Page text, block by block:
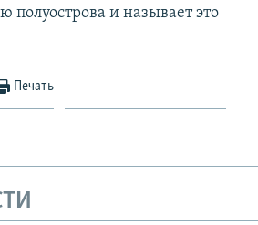
полуострова и называет это
Печать